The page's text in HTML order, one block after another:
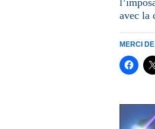
avec la
MERCI